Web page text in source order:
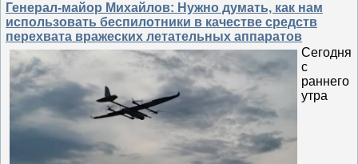
Генерал-майор Михайлов: Нужно думать, как нам
использовать беспилотники в качестве средств
перехвата вражеских летательных аппаратов
Сегодня
с
раннего
утра